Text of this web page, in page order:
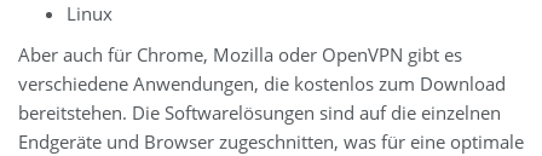
Linux
Aber auch für Chrome, Mozilla oder OpenVPN gibt es
verschiedene Anwendungen, die kostenlos zum Download
bereitstehen. Die Softwarelösungen sind auf die einzelnen
Endgeräte und Browser zugeschnitten, was für eine optimale